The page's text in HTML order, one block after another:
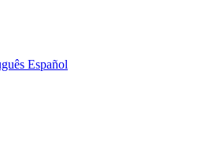
Español